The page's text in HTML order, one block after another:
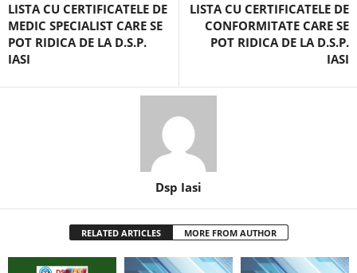
LISTA CU CERTIFICATELE DE
MEDIC SPECIALIST CARE SE
POT RIDICA DE LA D.S.P.
IASI
LISTA CU CERTIFICATELE DE
CONFORMITATE CARE SE
POT RIDICA DE LA D.S.P.
IASI
Dsp Iasi
RELATED ARTICLES MORE FROM AUTHOR